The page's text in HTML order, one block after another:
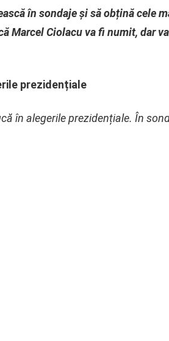
în sondaje și să obțină cele
Marcel Ciolacu va fi numit, dar
prezidențiale
în alegerile prezidențiale. În